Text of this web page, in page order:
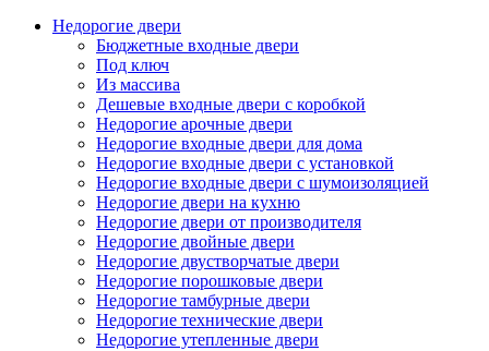
Недорогие двери
Бюджетные входные двери
Под ключ
Из массива
Дешевые входные двери с коробкой
Недорогие арочные двери
Недорогие входные двери для дома
Недорогие входные двери с установкой
Недорогие входные двери с шумоизоляцией
Недорогие двери на кухню
Недорогие двери от производителя
Недорогие двойные двери
Недорогие двустворчатые двери
Недорогие порошковые двери
Недорогие тамбурные двери
Недорогие технические двери
Недорогие утепленные двери